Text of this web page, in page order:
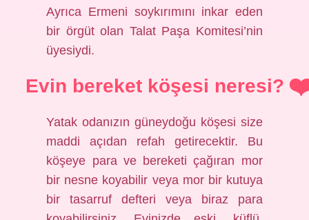
Ayrıca Ermeni soykırımını inkar eden
bir örgüt olan Talat Paşa Komitesi’nin
üyesiydi.
Evin bereket köşesi neresi?
Yatak odanızın güneydoğu köşesi size
maddi açıdan refah getirecektir. Bu
köşeye para ve bereketi çağıran mor
bir nesne koyabilir veya mor bir kutuya
bir tasarruf defteri veya biraz para